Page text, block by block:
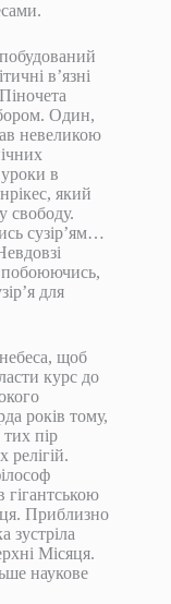
в’язні
Один,
невеликою
уроки в
який
свободу.
сузір’ям…
побоюючись,
для
щоб
курс до
років тому,
пір
релігій.
гігантською
Приблизно
зустріла
Місяця.
наукове